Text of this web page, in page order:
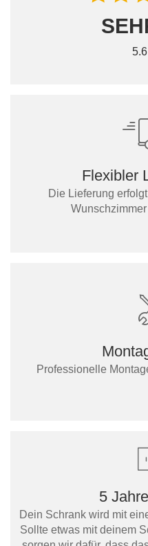
Flexibler
Die Lieferung
Professionelle
5
Dein Schrank wird mit
Sollte etwas mit deinem